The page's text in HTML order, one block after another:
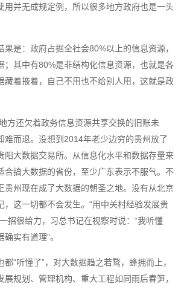
用并无成规定例，所以很多地方政府也是一头
果是：政府占据全社会80%以上的信息资源，
；其中有80%是非结构化信息资源，也就是各
藏着掖着，自己不用也不给别人用，这就是政
方还欠着政务信息资源共享交换的旧账未
难而退。没想到2014年老少边穷的贵州放了
阳大数据交易所。从信息化水平和数据存量来
合搞大数据的省份，至少广东表示不服气。不
贵州现在成了大数据的朝圣之地。没有从北京
，这一切都不会发生。“用中关村经验发展贵
招很给力，习总书记在视察时说：“我听懂
实有道理”。
“听懂了”，对大数据趋之若鹜，蜂拥而上，
展规划、管理机构、重大工程如同雨后春笋，